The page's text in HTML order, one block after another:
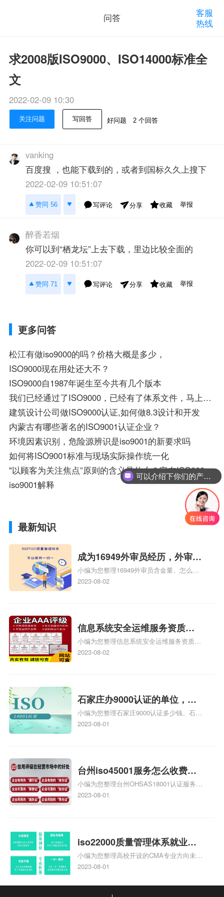
问答
客服
热线
求2008版ISO9000、ISO14000标准全
文
2022-02-09 10:30
关注问题 写回答 好问题 2 个回答
vanking
百度搜 ，也能下载到的，或者到国标久久上搜下
2022-02-09 10:51:07
赞同 56 写评论 分享 收藏 举报
醉香若烟
你可以到“栖龙坛”上去下载，里边比较全面的
2022-02-09 10:51:07
赞同 71 写评论 分享 收藏 举报
更多问答
松江有做iso9000的吗？价格大概是多少，
ISO9000现在用处还大不？
ISO9000自1987年诞生至今共有几个版本
我们已经通过了ISO9000，已经有了体系文件，马上要过3C，请问还要做什么改变啊，我看了人家的都差不多啊
建筑设计公司做ISO9000认证,如何做8.3设计和开发
内蒙古有哪些著名的ISO9001认证企业？
环境因素识别，危险源辨识是iso9001的新要求吗
如何将ISO9001标准与现场实际操作统一化
"以顾客为关注焦点”原则的含义是什么？它在ISO9001标准是如何体现的？
iso9001解释
最新知识
成为16949外审员经历，外审员
16949
小编为您整理16949外审员含金量、怎么才
能成为注册的TS16949:2009的外审员、我
2023-08-02
信息系统安全运维服务资质二
级费用，信息系统安全运维服
务资质二级
小编为您整理信息系统安全运维服务资质认
证证书机构有哪些、安全运维服务资质的费
体系认证知识，详情可查看下方正文！
2023-08-02
石家庄办9000认证的单位，石
家庄9000认证的公司
小编为您整理石家庄9000认证多少钱、石家
庄9000认证价格多少钱、石家庄9000认证
2023-08-01
台州iso45001服务怎么收费，
台州iso45001认证服务怎么收
费
小编为您整理台州OHSAS18001认证服务中
心哪家收费便宜、台州ISO9000认证，哪个
标准是什么相关iso体系认证知识，详情可
查看下方正文！
2023-08-01
iso22000质量管理体系就业方
向，质量管理与认证就业方向
小编为您整理高校开设的CMA专业方向未来
就业前景及就业方向如何、cma就业方向有
和cma未来就业方向、大学生考完cma，就
2023-08-01
可以介绍下你们的产品么？